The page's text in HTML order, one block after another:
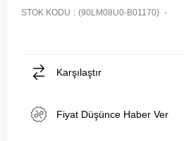
STOK KODU (90LM08U0-B01170)
Karşılaştır
Fiyat Düşünce Haber Ver